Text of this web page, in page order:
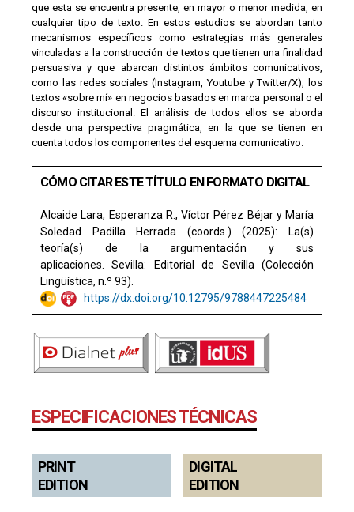
que esta se encuentra presente, en mayor o menor medida, en
cualquier tipo de texto. En estos estudios se abordan tanto
mecanismos específicos como estrategias más generales
vinculadas a la construcción de textos que tienen una finalidad
persuasiva y que abarcan distintos ámbitos comunicativos,
como las redes sociales (Instagram, Youtube y Twitter/X), los
textos «sobre mí» en negocios basados en marca personal o el
discurso institucional. El análisis de todos ellos se aborda
desde una perspectiva pragmática, en la que se tienen en
cuenta todos los componentes del esquema comunicativo.
CÓMO CITAR ESTE TÍTULO EN FORMATO DIGITAL
Alcaide Lara, Esperanza R., Víctor Pérez Béjar y María
Soledad Padilla Herrada (coords.) (2025): La(s)
teoría(s) de la argumentación y sus
aplicaciones. Sevilla: Editorial de Sevilla (Colección
Lingüística, n.º 93).
https://dx.doi.org/10.12795/9788447225484
ESPECIFICACIONES TÉCNICAS
PRINT
EDITION
DIGITAL
EDITION